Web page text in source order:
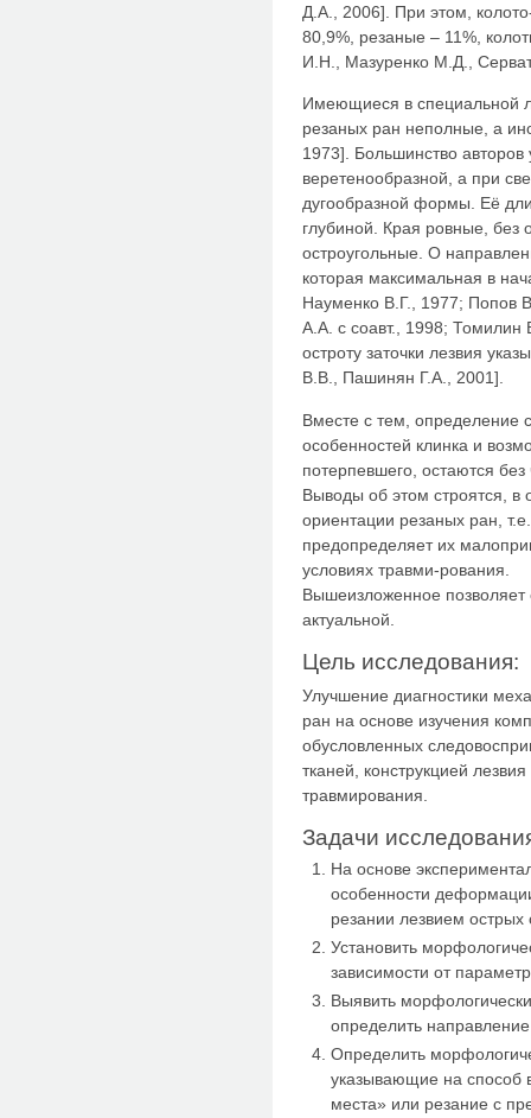
Д.А., 2006]. При этом,
80,9%, резаные – 11%,
И.Н., Мазуренко М.Д.,
Имеющиеся в специальной
резаных ран неполные, а
1973]. Большинство авторов
веретенообразной, а при
дугообразной формы. Её
глубиной. Края ровные, без
остроугольные. О
которая максимальная в
Науменко В.Г., 1977; Попов
А.А. с соавт., 1998;
остроту заточки лезвия
В.В., Пашинян Г.А., 2001].
Вместе с тем, определение
особенностей клинка и
потерпевшего, остаются
Выводы об этом строятся, в
ориентации резаных ран,
предопределяет их
условиях травми-рования.
Вышеизложенное позволяет
актуальной.
Цель исследования:
Улучшение диагностики
ран на основе изучения
обусловленных
тканей, конструкцией
травмирования.
Задачи
На основе
особенности
резании лезвием острых
Установить
зависимости от
Выявить
определить
Определить
указывающие на способ
места» или резание с